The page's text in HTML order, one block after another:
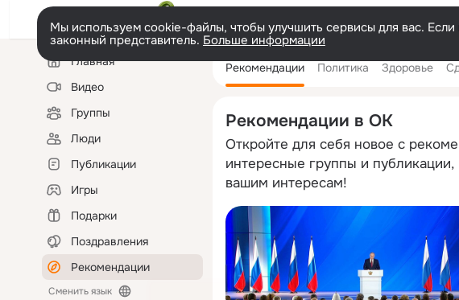
Мы используем cookie-файлы, чтобы улучшить сервисы для вас.
законный представитель. Больше информации
Левая
колонкаГлавная
Видео
Группы
Люди
Публикации
Игры
Подарки
Поздравления
Рекомендации
Сменить язык
Рекомендации Политика Здоровье
Рекомендации в ОК
Откройте для себя новое с
интересные группы и
вашим интересам!